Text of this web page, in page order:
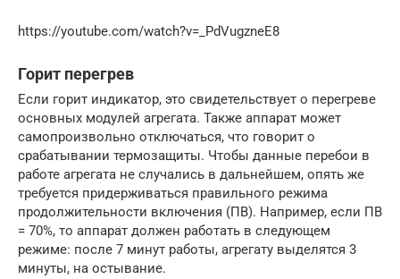
https://youtube.com/watch?v=_PdVugzneE8
Горит перегрев
Если горит индикатор, это свидетельствует о перегреве
основных модулей агрегата. Также аппарат может
самопроизвольно отключаться, что говорит о
срабатывании термозащиты. Чтобы данные перебои в
работе агрегата не случались в дальнейшем, опять же
требуется придерживаться правильного режима
продолжительности включения (ПВ). Например, если ПВ
= 70%, то аппарат должен работать в следующем
режиме: после 7 минут работы, агрегату выделятся 3
минуты, на остывание.